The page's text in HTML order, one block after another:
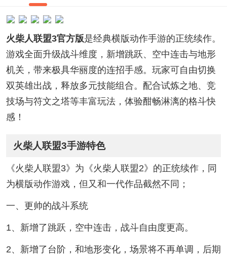
火柴人联盟3官方版是经典横版动作手游的正统续作。
游戏全面升级战斗维度，新增跳跃、空中连击与地形
机关，带来极具华丽度的连招手感。玩家可自由切换
双英雄出战，释放多元技能组合。配合试炼之地、竞
技场与符文之塔等丰富玩法，体验酣畅淋漓的格斗快
感！
火柴人联盟3手游特色
《火柴人联盟3》为《火柴人联盟2》的正统续作，同
为横版动作游戏，但又和一代作品截然不同；
一、更帅的战斗系统
1、新增了跳跃，空中连击，战斗自由度更高。
2、新增了台阶，和地形变化，场景将不再单调，后期